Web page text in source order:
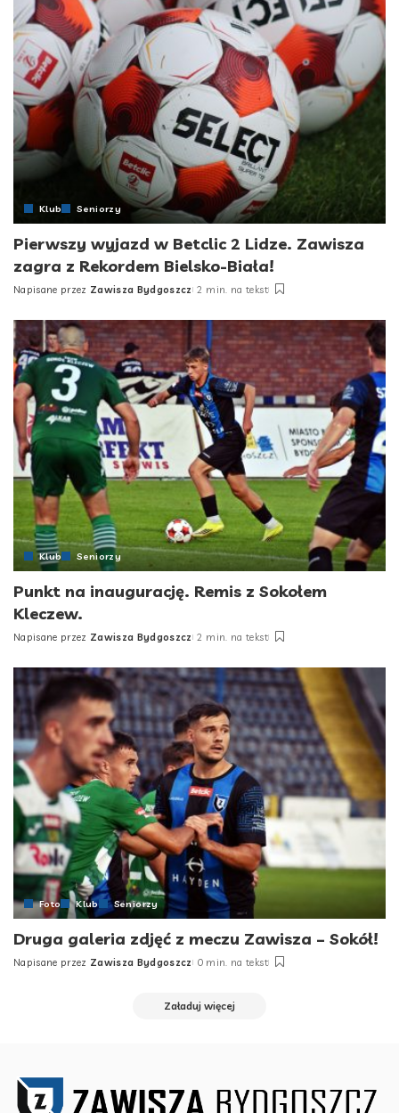
Klub Seniorzy
Pierwszy wyjazd w Betclic 2 Lidze. Zawisza
zagra z Rekordem Bielsko-Biała!
Posted
Napisane przez Zawisza Bydgoszcz 2 min. na tekst
Klub Seniorzy
Punkt na inaugurację. Remis z Sokołem
Kleczew.
Posted
Napisane przez Zawisza Bydgoszcz 2 min. na tekst
Foto Klub Seniorzy
Druga galeria zdjęć z meczu Zawisza – Sokół!
Posted
Napisane przez Zawisza Bydgoszcz 0 min. na tekst
Załaduj więcej